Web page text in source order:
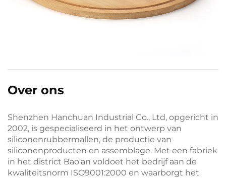
Over ons
Shenzhen Hanchuan Industrial Co., Ltd, opgericht in
2002, is gespecialiseerd in het ontwerp van
siliconenrubbermallen, de productie van
siliconenproducten en assemblage. Met een fabriek
in het district Bao'an voldoet het bedrijf aan de
kwaliteitsnorm ISO9001:2000 en waarborgt het